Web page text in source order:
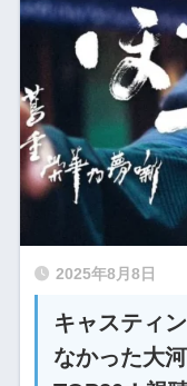
2025年8月8日
キャスティ
なかった大